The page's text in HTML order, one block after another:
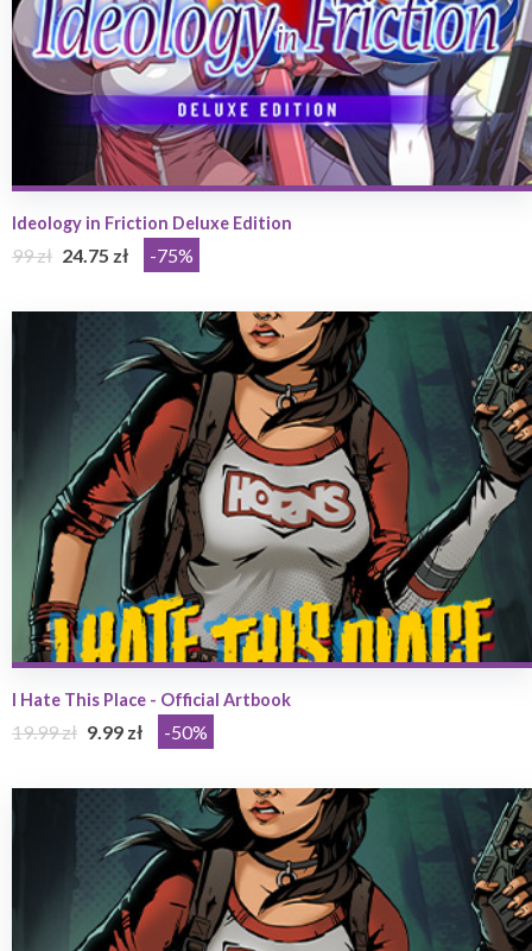
Ideology in Friction Deluxe Edition
99 zł 24.75 zł -75%
I Hate This Place - Official Artbook
19.99 zł 9.99 zł -50%